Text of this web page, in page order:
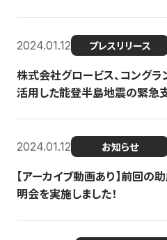
2024.01.12 プレスリリース
株式会社グロービス、コング
活用した能登半島地震の緊急
2024.01.12 お知らせ
【アーカイブ動画あり】前回
明会を実施しました！